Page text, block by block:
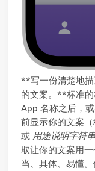
**写一份清楚地
的文案。**标准
App 名称之后，
前显示你的文案（
或 用途说明字符串
取让你的文案用
当、具体、易懂